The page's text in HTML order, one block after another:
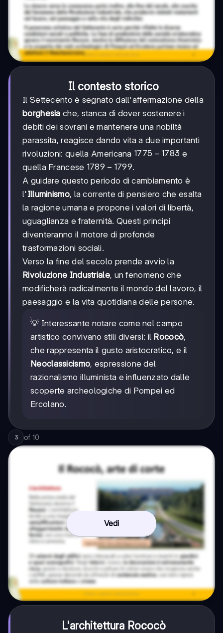
Il contesto storico
Il Settecento è segnato dall'affermazione della
borghesia che, stanca di dover sostenere i
debiti dei sovrani e mantenere una nobiltà
parassita, reagisce dando vita a due importanti
rivoluzioni: quella Americana 1775-
1775 − 1783 e
quella Francese 1789-
1799
1789 − 1799.
A guidare questo periodo di cambiamento è
l'Illuminismo, la corrente di pensiero che esalta
la ragione umana e propone i valori di libertà,
uguaglianza e fraternità. Questi principi
diventeranno il motore di profonde
trasformazioni sociali.
Verso la fine del secolo prende avvio la
Rivoluzione Industriale, un fenomeno che
modificherà radicalmente il mondo del lavoro, il
paesaggio e la vita quotidiana delle persone.
💡 Interessante notare come nel campo
artistico convivano stili diversi: il Rococò,
che rappresenta il gusto aristocratico, e il
Neoclassicismo, espressione del
razionalismo illuminista e influenzato dalle
scoperte archeologiche di Pompei ed
Ercolano.
3 of 10
Vedi
L'architettura Rococò